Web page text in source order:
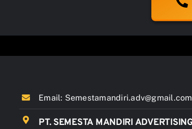
Email: Semestamandiri.adv@gmail.com
PT. SEMESTA MANDIRI